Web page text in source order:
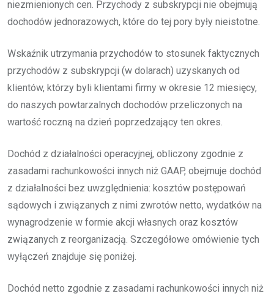
niezmienionych cen. Przychody z subskrypcji nie obejmują
dochodów jednorazowych, które do tej pory były nieistotne.
Wskaźnik utrzymania przychodów to stosunek faktycznych
przychodów z subskrypcji (w dolarach) uzyskanych od
klientów, którzy byli klientami firmy w okresie 12 miesięcy,
do naszych powtarzalnych dochodów przeliczonych na
wartość roczną na dzień poprzedzający ten okres.
Dochód z działalności operacyjnej, obliczony zgodnie z
zasadami rachunkowości innych niż GAAP, obejmuje dochód
z działalności bez uwzględnienia: kosztów postępowań
sądowych i związanych z nimi zwrotów netto, wydatków na
wynagrodzenie w formie akcji własnych oraz kosztów
związanych z reorganizacją. Szczegółowe omówienie tych
wyłączeń znajduje się poniżej.
Dochód netto zgodnie z zasadami rachunkowości innych niż